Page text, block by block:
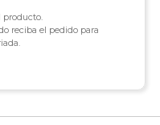
producto.
reciba el pedido para